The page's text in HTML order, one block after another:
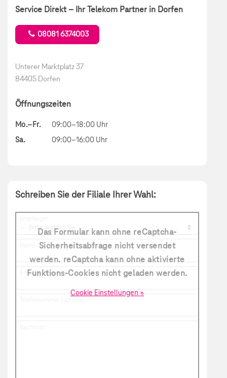
Service Direkt – Ihr Telekom Partner in Dorfen
08081 6374003
Unterer Marktplatz 37
84405 Dorfen
Öffnungszeiten
Mo.–Fr.
09:00–18:00 Uhr
Sa.
09:00–16:00 Uhr
Schreiben Sie der Filiale Ihrer Wahl:
E-Mail-Adresse
Das Formular kann ohne reCaptcha-
Sicherheitsabfrage nicht versendet
werden. reCaptcha kann ohne aktivierte
Funktions-Cookies nicht geladen werden.
Cookie Einstellungen »